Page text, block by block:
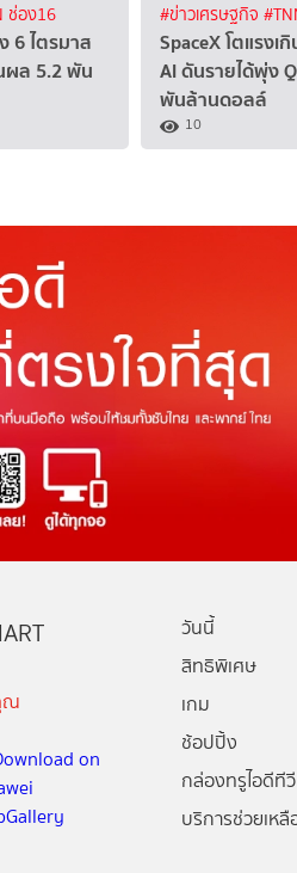
ช่อง16
6 ไตรมาส
ผล 5.2 พัน
#ข่าวเศรษฐกิจ
SpaceX โตแรง
AI ดันรายได้พุ่ง
พันล้านดอลล์
10
ณ
วันนี้
สิทธิพิเศษ
เกม
ช้อปปิ้ง
กล่องทรูไอดีทีวี
บริการช่วยเหลื